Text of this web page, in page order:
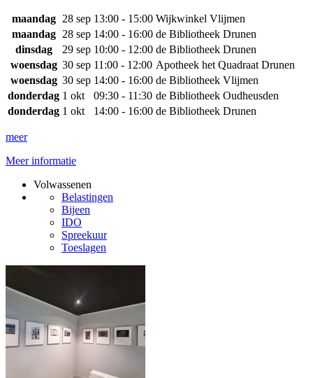
maandag 28 sep 13:00 - 15:00 Wijkwinkel Vlijmen
maandag 28 sep 14:00 - 16:00 de Bibliotheek Drunen
dinsdag
29 sep 10:00 - 12:00 de Bibliotheek Drunen
woensdag 30 sep 11:00 - 12:00 Apotheek het Quadraat Drunen
woensdag 30 sep 14:00 - 16:00 de Bibliotheek Vlijmen
donderdag 1 okt 09:30 - 11:30 de Bibliotheek Oudheusden
donderdag 1 okt 14:00 - 16:00 de Bibliotheek Drunen
meer
Meer informatie
Volwassenen
Belastingen
Bijeen
IDO
Spreekuur
Toeslagen